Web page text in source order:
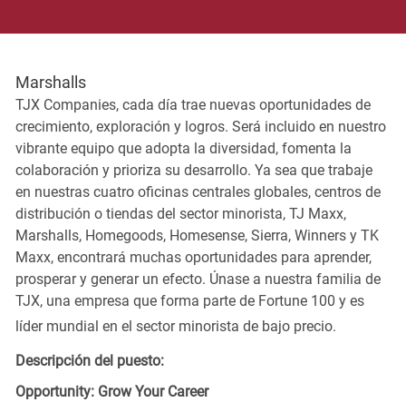
Marshalls
TJX Companies, cada día trae nuevas oportunidades de
crecimiento, exploración y logros. Será incluido en nuestro
vibrante equipo que adopta la diversidad, fomenta la
colaboración y prioriza su desarrollo. Ya sea que trabaje
en nuestras cuatro oficinas centrales globales, centros de
distribución o tiendas del sector minorista, TJ Maxx,
Marshalls, Homegoods, Homesense, Sierra, Winners y TK
Maxx, encontrará muchas oportunidades para aprender,
prosperar y generar un efecto. Únase a nuestra familia de
TJX, una empresa que forma parte de Fortune 100 y es
líder mundial en el sector minorista de bajo precio.
Descripción del puesto:
Opportunity: Grow Your Career